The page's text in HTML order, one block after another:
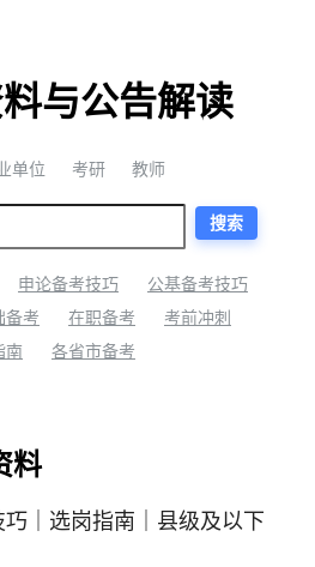
与公告解读
单位 考研 教师
搜索
申论备考技巧
公基备考技巧
备考 在职备考
考前冲刺
南 各省市备考
料
｜选岗指南｜县级及以下